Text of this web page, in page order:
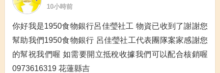
10小時前
你好我是1950食物銀行呂佳瑩社工 物資已收到了謝謝您
幫助我們1950食物銀行 呂佳瑩社工代表團隊案家感謝您
的幫祝我們喔 如需要開立抵稅收據我們可以配合核銷喔
0973616319 花蓮縣吉